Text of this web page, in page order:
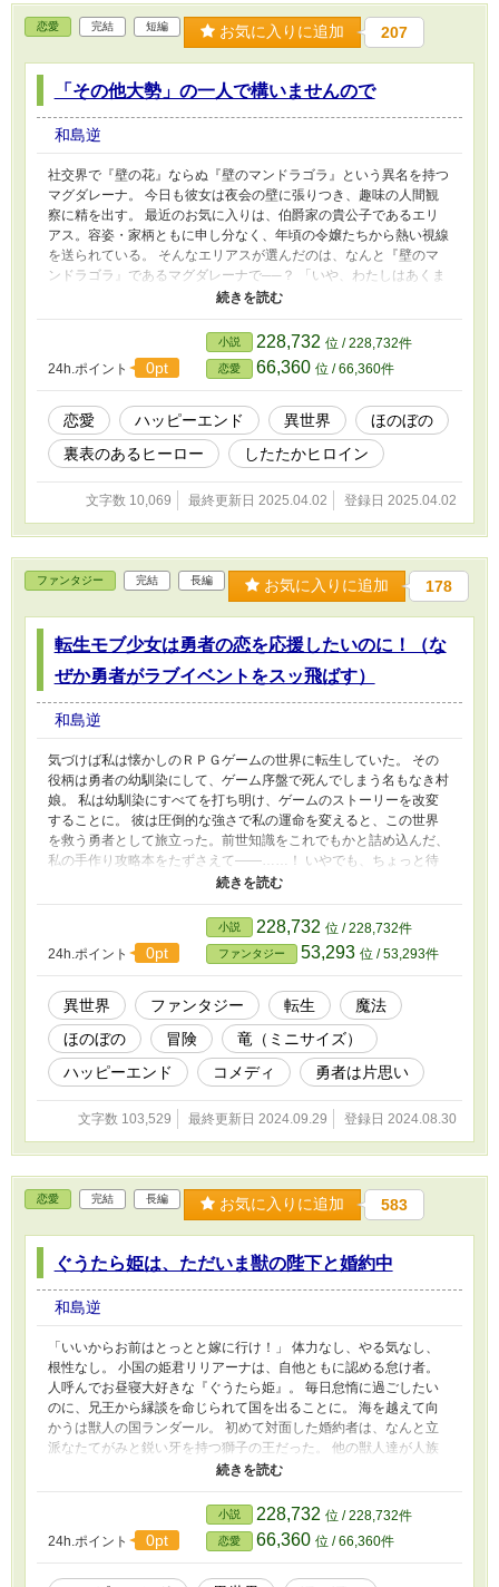
恋愛 完結 短編 お気に入りに追加 207
「その他大勢」の一人で構いませんので
和島逆
社交界で『壁の花』ならぬ『壁のマンドラゴラ』という異名を持つ
マグダレーナ。 今日も彼女は夜会の壁に張りつき、趣味の人間観
察に精を出す。 最近のお気に入りは、伯爵家の貴公子であるエリ
アス。容姿・家柄ともに申し分なく、年頃の令嬢たちから熱い視線
を送られている。 そんなエリアスが選んだのは、なんと『壁のマ
ンドラゴラ』であるマグダレーナで──？ 「いや、わたしはあくま
でも『その他大勢』の一人で構わないので」 マグダレーナは速攻
24h.ポイント 0pt
小説 228,732 位 / 228,732件
恋愛 66,360 位 / 66,360件
恋愛 ハッピーエンド 異世界
ほのぼの
裏表のあるヒーロー
したたかヒロイン
文字数 10,069 最終更新日 2025.04.02 登録日 2025.04.02
ファンタジー 完結 長編 お気に入りに追加 178
転生モブ少女は勇者の恋を応援したいのに！（な
ぜか勇者がラブイベントをスッ飛ばす）
和島逆
気づけば私は懐かしのＲＰＧゲームの世界に転生していた。 その
役柄は勇者の幼馴染にして、ゲーム序盤で死んでしまう名もなき村
娘。 私は幼馴染にすべてを打ち明け、ゲームのストーリーを改変
することに。 彼は圧倒的な強さで私の運命を変えると、この世界
を救う勇者として旅立った。前世知識をこれでもかと詰め込んだ、
私の手作り攻略本をたずさえて――……！ いやでも、ちょっと待
って。 なんだか先を急ぎすぎじゃない？ 冒険には寄り道だって大
ってるの？ だから待ってよ、どうしてせっかく教えてあげた恋愛
イベントをスッ飛ばす！？ 私の思惑をよそに、幼馴染は攻略本を
駆使して超スピードで冒険を進めていくのであった……。 ＊ヒロ
インとの恋を応援したいモブ少女＆応援なんかされたくない（そし
て早く幼馴染のところに帰りたい）勇者のお話です
24h.ポイント 0pt
小説 228,732 位 / 228,732件
ファンタジー 53,293 位 / 53,293件
異世界 ファンタジー 転生
魔法
ほのぼの
冒険
竜（ミニサイズ）
ハッピーエンド
コメディ 勇者は片思い
文字数 103,529 最終更新日 2024.09.29 登録日 2024.08.30
恋愛 完結 長編 お気に入りに追加 583
ぐうたら姫は、ただいま獣の陛下と婚約中
和島逆
「いいからお前はとっとと嫁に行け！」 体力なし、やる気なし、
根性なし。 小国の姫君リリアーナは、自他ともに認める怠け者。
人呼んでお昼寝大好きな『ぐうたら姫』。 毎日怠惰に過ごしたい
のに、兄王から縁談を命じられて国を出ることに。 海を越えて向
かうは獣人の国ランダール。 初めて対面した婚約者は、なんと立
派なたてがみと鋭い牙を持つ獅子の王だった。 他の獣人達が人族
と変わらぬ見た目を持つ中で、なぜか彼だけは頑なに獣の姿を貫い
承の存在である精霊と出会ったり。 前向き怠惰なぐうたら姫と、
生真面目で恥ずかしがり屋な獣の陛下。 賑やかな仲間達に見守ら
れ、正反対な二人が織りなす一年間の物語。
24h.ポイント 0pt
小説 228,732 位 / 228,732件
恋愛 66,360 位 / 66,360件